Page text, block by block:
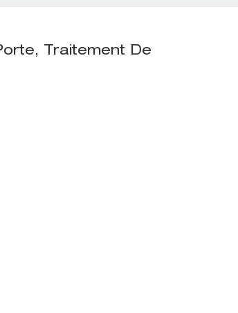
Traitement De